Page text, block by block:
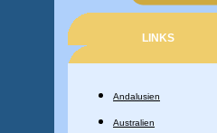
LINKS
Andalusien
Australien